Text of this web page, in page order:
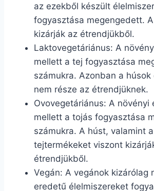
az ezekből készült
fogyasztása megengedett.
kizárják az étrendjükből.
Laktovegetáriánus: A
mellett a tej fogyasztása
számukra. Azonban a
nem része az étrendjüknek.
Ovovegetáriánus: A növényi
mellett a tojás fogyasztása
számukra. A húst, valamint
tejtermékeket viszont
étrendjükből.
Vegán: A vegánok kizárólag
eredetű élelmiszereket